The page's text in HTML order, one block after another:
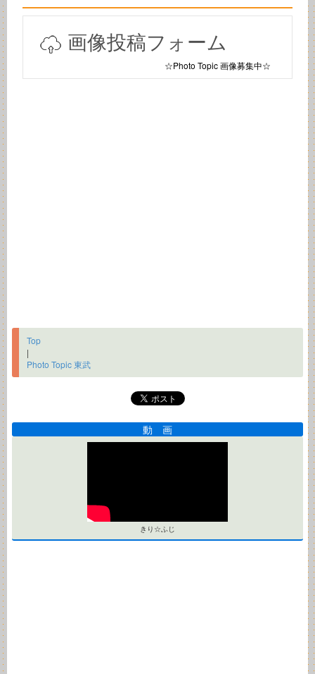
画像投稿フォーム
☆Photo Topic 画像募集中☆
Top
|
Photo Topic 東武
動 画
きり☆ふじ